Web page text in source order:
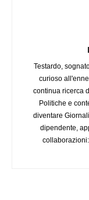
Testardo,
curioso
continua ricerca
Politiche e
diventare
dipendente,